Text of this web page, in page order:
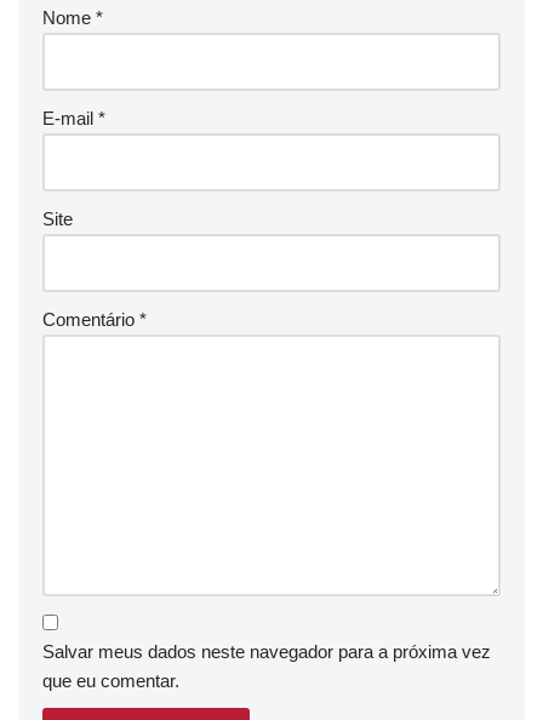
Nome *
E-mail *
Site
Comentário *
Salvar meus dados neste navegador para a próxima vez
que eu comentar.